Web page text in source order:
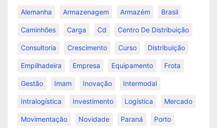
Alemanha Armazenagem Armazém Brasil
Caminhões Carga Cd Centro De Distribuição
Consultoria Crescimento Curso Distribuição
Empilhadeira Empresa Equipamento Frota
Gestão Imam Inovação Intermodal
Intralogística Investimento Logística Mercado
Movimentação Novidade Paraná Porto